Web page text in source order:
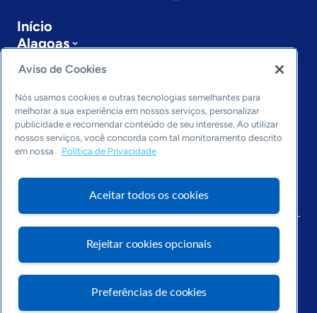
Início
Alagoas
Sobre a ASN
Últimas notícias
Entre em contato
Editorias
Economia & Política
Inovação & Tecnologia
Cultura empreendedora
Arquivo
Aviso de Cookies
Nós usamos cookies e outras tecnologias semelhantes para
melhorar a sua experiência em nossos serviços, personalizar
publicidade e recomendar conteúdo de seu interesse. Ao utilizar
nossos serviços, você concorda com tal monitoramento descrito
em nossa
Política de Privacidade
Aceitar todos os cookies
Rejeitar cookies opcionais
Preferências de cookies